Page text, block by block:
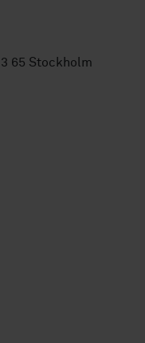
65 Stockholm